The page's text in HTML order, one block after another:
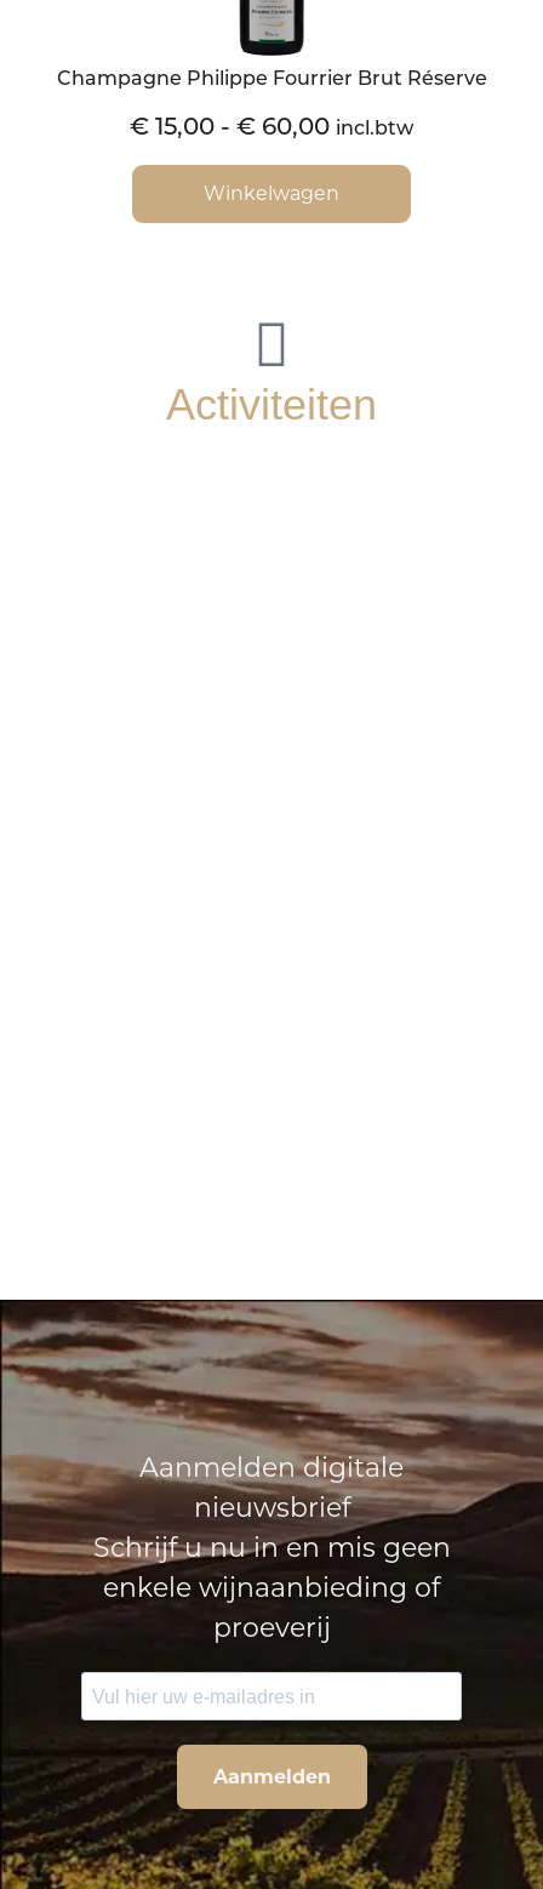
Champagne Philippe Fourrier Brut Réserve
€ 15,00 - € 60,00 incl.btw
Winkelwagen
Activiteiten
Aanmelden digitale
nieuwsbrief
Schrijf u nu in en mis geen
enkele wijnaanbieding of
proeverij
Aanmelden